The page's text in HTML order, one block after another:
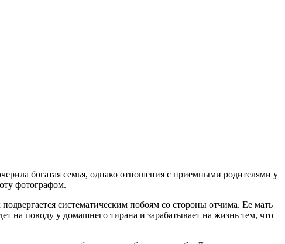
богатая семья, однако отношения с приемными родителями у
фотографом.
систематическим побоям со стороны отчима. Ее мать
на поводу у домашнего тирана и зарабатывает на жизнь тем, что